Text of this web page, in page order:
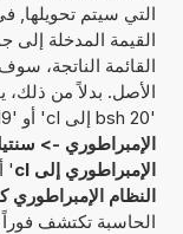
التي سيتم تحويلها,
القيمة المدخلة إلى
القائمة الناتجة،
الأصل. بدلاً من ذلك،
'20 bsh إلى cl' أو '19 bsh كم يساوي cl' أو '79
الإمبراطوري ->
الإمبراطوري إلى cl
'
النظام الإمبراطوري
الحاسبة تكتشف فوراً